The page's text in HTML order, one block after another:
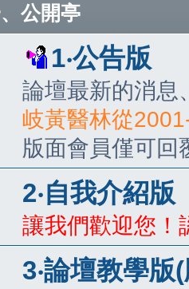
公開亭
1‧公告版
論壇最新的消息
岐黃醫林從
版面會員僅可回
2‧自我介紹版
讓我們歡迎您！
3‧論壇教學版